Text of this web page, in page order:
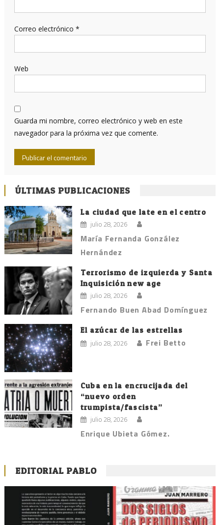
Correo electrónico *
Web
Guarda mi nombre, correo electrónico y web en este
navegador para la próxima vez que comente.
ÚLTIMAS PUBLICACIONES
La ciudad que late en el centro
julio 28, 2026
María Fernanda González
Hernández
Terrorismo de izquierda y Santa
Inquisición new age
julio 28, 2026
Fernando Buen Abad Domínguez
El azúcar de las estrellas
julio 28, 2026 Frei Betto
Cuba en la encrucijada del
“nuevo orden
trumpista/fascista”
julio 28, 2026
Enrique Ubieta Gómez.
EDITORIAL PABLO